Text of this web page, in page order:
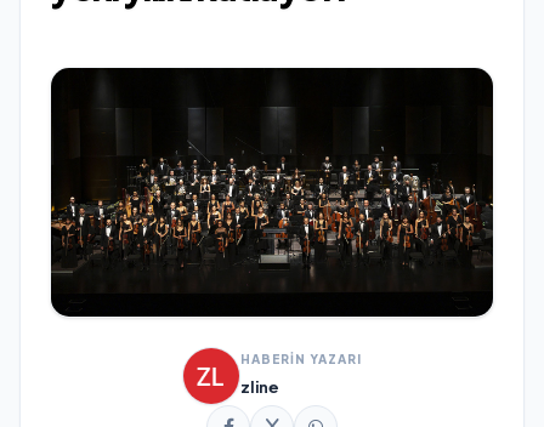
HABERİN YAZARI
zline